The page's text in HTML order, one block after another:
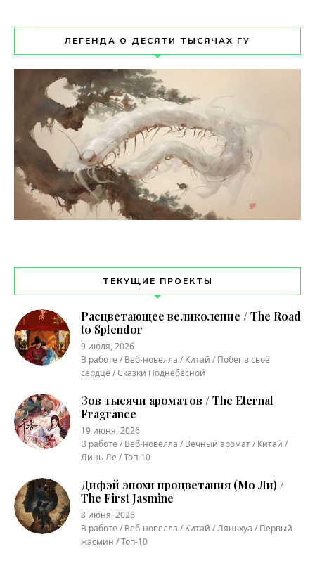
ЛЕГЕНДА О ДЕСЯТИ ТЫСЯЧАХ ГУ
ТЕКУЩИЕ ПРОЕКТЫ
Расцветающее великолепие / The Road
to Splendor
9 июля, 2026
В работе / Веб-новелла / Китай / Побег в своё
сердце / Сказки Поднебесной
Зов тысячи ароматов / The Eternal
Fragrance
19 июня, 2026
В работе / Веб-новелла / Вечный аромат / Китай /
Линь Ле / Топ-10
Дифэй эпохи процветания (Мо Ли) /
The First Jasmine
8 июня, 2026
В работе / Веб-новелла / Китай / Ляньхуа / Первый
жасмин / Топ-10